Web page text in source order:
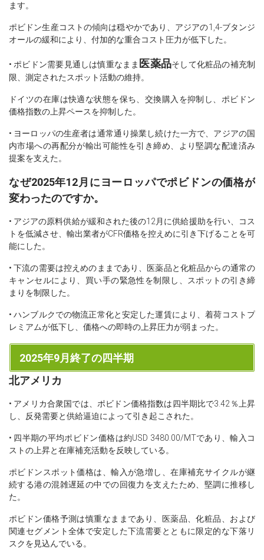
ます。
ポビドン生産コストの傾向は穏やかであり、アジアの1,4-ブタンジ
オールの緩和により、付加的な重合コスト圧力が低下した。
• ポビドン需要見通しは慎重なまま 医薬品そして化粧品の補充制
限、測定されたスポット活動の維持。
ドイツの在庫は快適な状態を保ち、交換購入を抑制し、ポビドン
価格指数の上昇ペースを抑制した。
• ヨーロッパの生産者は通常通り操業し続けた一方で、アジアの国
内市場への再配分が輸出可能性を引き締め、より堅調な配達済み
提案を支えた。
なぜ2025年12月にヨーロッパでポビドンの価格が
変わったのですか。
• アジアの原料供給が緩和された後の12月に供給援助を行い、コス
トを低減させ、輸出業者がCFR価格を控えめに引き下げることを可
能にした。
• 下流の需要は控えめのままであり、医薬品と化粧品からの通常の
キャンセルにより、買い手の緊急性を制限し、スポットの引き締
まりを制限した。
• ハンブルクでの物流正常化と安定した運賃により、着荷コストプ
レミアムが低下し、価格への即時の上昇圧力が弱まった。
2025年9月終了の四半期
北アメリカ
• アメリカ合衆国では、ポビドン価格指数は四半期比で3.42％上昇
し、反発需要と供給逼迫によって引き起こされた。
• 四半期の平均ポビドン価格は約USD 3480.00/MTであり、輸入コ
ストの上昇と在庫補充活動を反映している。
ポビドンスポット価格は、輸入が急増し、在庫補充サイクルが継
続する港の混雑遅延の中での回復力を支えたため、堅調に推移し
た。
ポビドン価格予測は慎重なままであり、医薬品、化粧品、および
関連セグメント全体で安定した下流需要とともに限定的な下落リ
スクを見込んでいる。